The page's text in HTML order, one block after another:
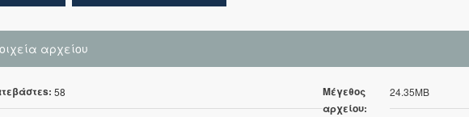
αρχείου
58
Μέγεθος
αρχείου:
24.35MB